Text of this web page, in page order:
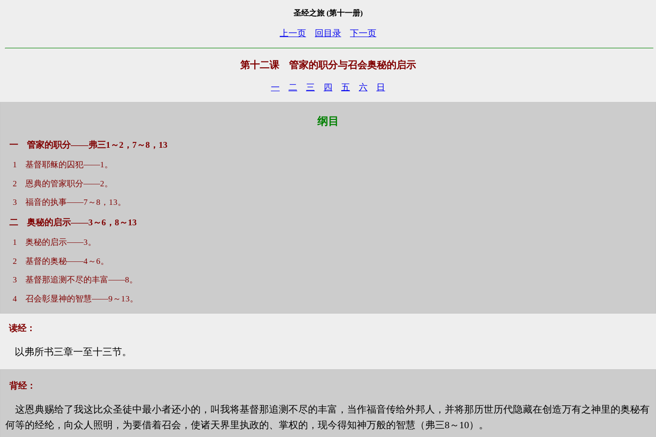
圣经之旅 (第十一册)
上一页 回目录 下一页
第十二课 管家的职分与召会奥秘的启示
一 二 三 四 五 六 日
纲目
一 管家的职分——弗三1～2，7～8，13
1 基督耶稣的囚犯——1。
2 恩典的管家职分——2。
3 福音的执事——7～8，13。
二 奥秘的启示——3～6，8～13
1 奥秘的启示——3。
2 基督的奥秘——4～6。
3 基督那追测不尽的丰富——8。
4 召会彰显神的智慧——9～13。
读经：
以弗所书三章一至十三节。
背经：
这恩典赐给了我这比众圣徒中最小者还小的，叫我将基督那追测不尽的丰富，当作福音传给外邦人，并将那历世历代隐藏在创造万有之神里的奥秘有
何等的经纶，向众人照明，为要借着召会，使诸天界里执政的、掌权的，现今得知神万般的智慧（弗三8～10）。